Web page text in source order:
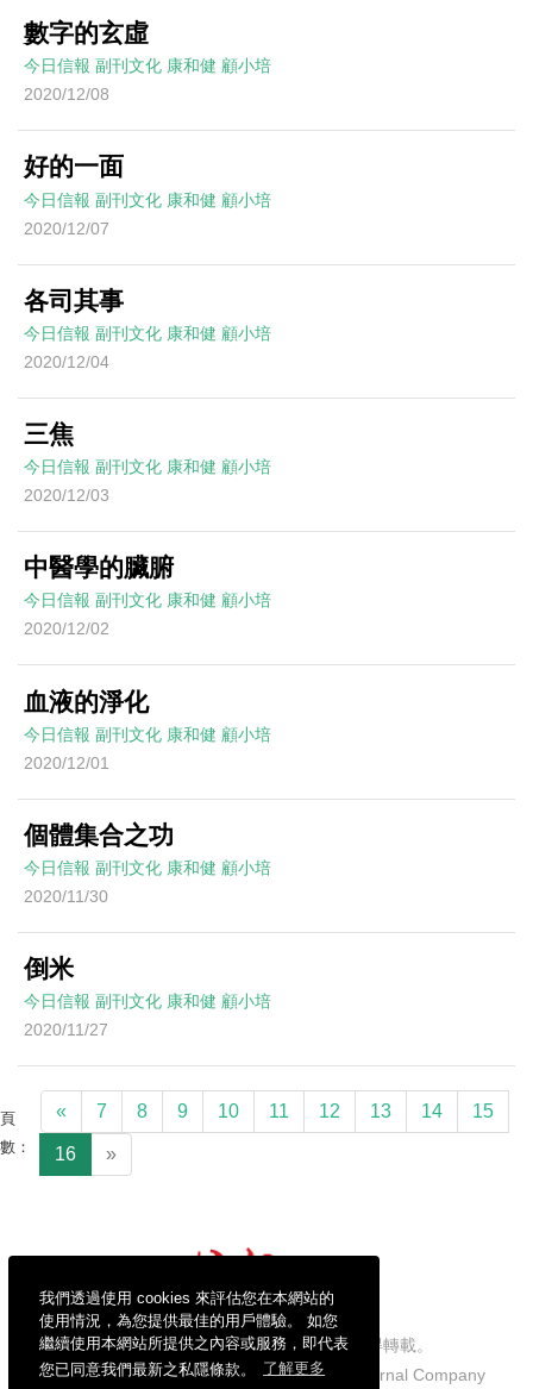
我們透過使用 cookies 來評估您在本網站的
使用情況，為您提供最佳的用戶體驗。 如您
繼續使用本網站所提供之內容或服務，即代表
您已同意我們最新之私隱條款。
了解更多
數字的玄虛
今日信報 副刊文化 康和健 顧小培
2020/12/08
好的一面
今日信報 副刊文化 康和健 顧小培
2020/12/07
各司其事
今日信報 副刊文化 康和健 顧小培
2020/12/04
三焦
今日信報 副刊文化 康和健 顧小培
2020/12/03
中醫學的臟腑
今日信報 副刊文化 康和健 顧小培
2020/12/02
血液的淨化
今日信報 副刊文化 康和健 顧小培
2020/12/01
個體集合之功
今日信報 副刊文化 康和健 顧小培
2020/11/30
倒米
今日信報 副刊文化 康和健 顧小培
2020/11/27
頁
數：
« 7 8 9 10 11 12 13 14 15
16 »
信報財經新聞有限公司版權所有，不得轉載。
Copyright © 2026 Hong Kong Economic Journal Company